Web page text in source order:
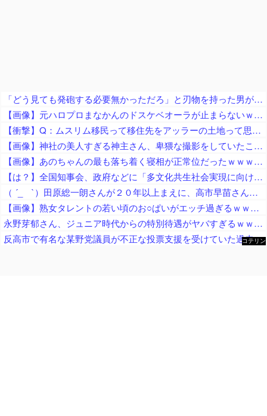
「どう見ても発砲する必要無かっただろ」と刃物を持った男が撃たれた事件に左派が激怒、発砲した警察は何か勘違いしてねえか？
【画像】元ハロプロまなかんのドスケベオーラが止まらないｗｗｗｗ
【衝撃】Q：ムスリム移民って移住先をアッラーの土地って思ってるの？ → 衝撃の回答がコチラ → ｗｗｗｗｗｗｗｗｗｗｗｗｗｗ
【画像】神社の美人すぎる神主さん、卑猥な撮影をしていたことが判明ｗｗｗｗｗｗｗｗ
【画像】あのちゃんの最も落ち着く寝相が正常位だったｗｗｗｗｗｗｗｗｗｗｗｗｗｗｗｗｗｗｗｗｗｗｗｗｗｗｗｗｗｗｗｗｗｗｗｗ
【は？】全国知事会、政府などに「多文化共生社会実現に向けた提言」を提出 「国は在留外国人を労働者と見ているが、日本人と同じ生活者」
（ ´_ゝ`）田原総一朗さんが２０年以上まえに、高市早苗さんを「無知」「幼稚」と痛烈批判したと話題に
【画像】熟女タレントの若い頃のお○ぱいがエッチ過ぎるｗｗｗｗｗ
永野芽郁さん、ジュニア時代からの特別待遇がヤバすぎるｗｗｗｗｗ
反高市で有名な某野党議員が不正な投票支援を受けていた過去が発掘、「説明責任があるのでは？」と揶揄されており……
コテリン